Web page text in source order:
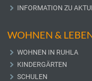
INFORMATION ZU
WOHNEN &
WOHNEN IN RUHLA
KINDERGÄRTEN
SCHULEN